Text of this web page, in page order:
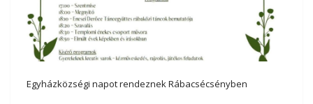
Egyházközségi napot rendeznek Rábacsécsényben